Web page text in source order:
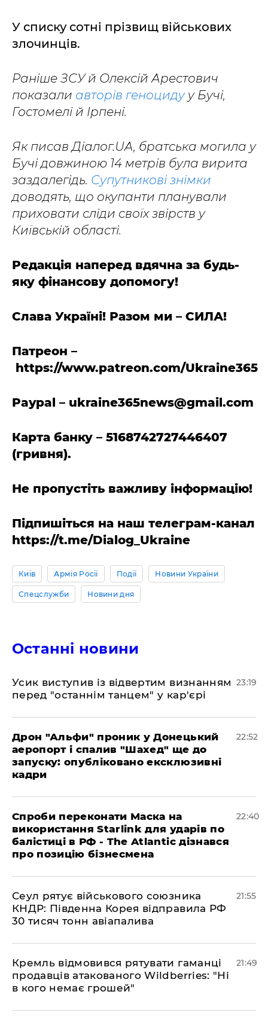
У списку сотні прізвищ військових
злочинців.
Раніше ЗСУ й Олексій Арестович
показали авторів геноцидуу Бучі,
Гостомелі й Ірпені.
Як писав Діалог.UA, братська могила у
Бучі довжиною 14 метрів була вирита
заздалегідь. Супутникові знімки
доводять, що окупанти планували
приховати сліди своїх звірств у
Київській області.
Редакція наперед вдячна за будь-
яку фінансову допомогу!
Слава Україні! Разом ми – СИЛА!
Патреон –
https://www.patreon.com/Ukraine365
Paypal – ukraine365news@gmail.com
Карта банку – 5168742727446407
(гривня).
Не пропустіть важливу інформацію!
Підпишіться на наш телеграм-канал
https://t.me/Dialog_Ukraine
Київ Армія Росії Події Новини України
Спецслужби Новини дня
Останні новини
​Усик виступив із відвертим визнанням
перед "останнім танцем" у кар'єрі
23:19
​Дрон "Альфи" проник у Донецький
аеропорт і спалив "Шахед" ще до
запуску: опубліковано ексклюзивні
кадри
22:52
​Спроби переконати Маска на
використання Starlink для ударів по
балістиці в РФ - The Atlantic дізнався
про позицію бізнесмена
22:40
​Сеул рятує військового союзника
КНДР: Південна Корея відправила РФ
30 тисяч тонн авіапалива
21:55
​Кремль відмовився рятувати гаманці
продавців атакованого Wildberries: "Ні
в кого немає грошей"
21:49